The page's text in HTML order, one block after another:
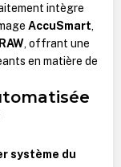
intègre
AccuSmart,
, offrant une
en matière de
système du